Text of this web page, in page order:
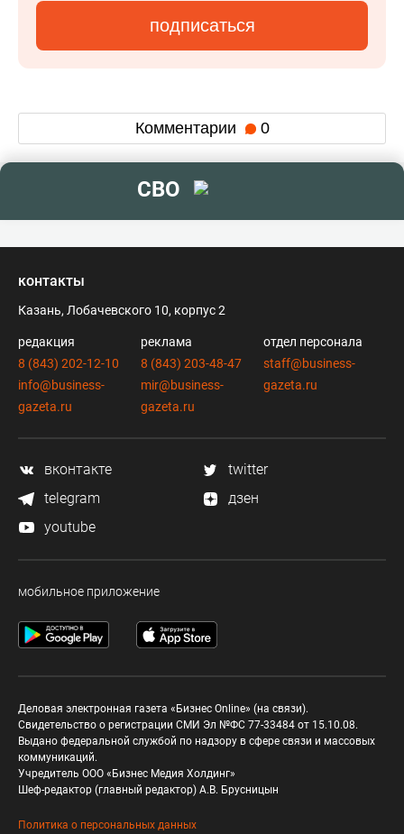
подписаться
Комментарии 0
СВО
контакты
Казань, Лобачевского 10, корпус 2
редакция
8 (843) 202-12-10
info@business-
gazeta.ru
реклама
8 (843) 203-48-47
mir@business-
gazeta.ru
отдел персонала
staff@business-
gazeta.ru
вконтакте
twitter
telegram
дзен
youtube
мобильное приложение
Деловая электронная газета «Бизнес Online» (на связи).
Свидетельство о регистрации СМИ Эл №ФС 77-33484 от 15.10.08.
Выдано федеральной службой по надзору в сфере связи и массовых
коммуникаций.
Учредитель ООО «Бизнес Медия Холдинг»
Шеф-редактор (главный редактор) А.В. Брусницын
Политика о персональных данных